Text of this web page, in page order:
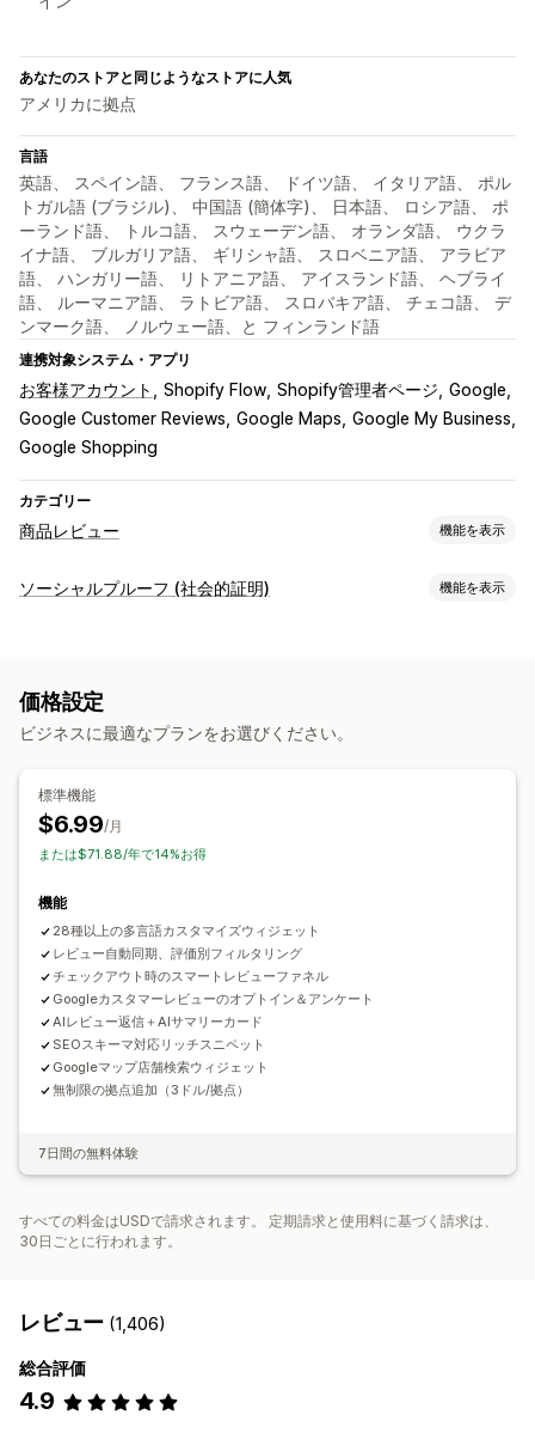
あなたのストアと同じようなストアに人気
アメリカに拠点
言語
英語、 スペイン語、 フランス語、 ドイツ語、 イタリア語、 ポル
トガル語 (ブラジル)、 中国語 (簡体字)、 日本語、 ロシア語、 ポ
ーランド語、 トルコ語、 スウェーデン語、 オランダ語、 ウクラ
イナ語、 ブルガリア語、 ギリシャ語、 スロベニア語、 アラビア
語、 ハンガリー語、 リトアニア語、 アイスランド語、 ヘブライ
語、 ルーマニア語、 ラトビア語、 スロバキア語、 チェコ語、 デ
ンマーク語、 ノルウェー語、と フィンランド語
連携対象システム・アプリ
お客様アカウント Shopify Flow Shopify管理者ページ Google
Google Customer Reviews Google Maps Google My Business
Google Shopping
カテゴリー
商品レビュー 機能を表示
表示オプション
絞り込み
ポップアップ
インポートとエクスポート
ソーシャルプルーフ (社会的証明) 機能を表示
表示オプション
分析
エンゲージメント追跡
価格設定
ビジネスに最適なプランをお選びください。
標準機能
$6.99/月
または$71.88/年で14%お得
機能
28種以上の多言語カスタマイズウィジェット
レビュー自動同期、評価別フィルタリング
チェックアウト時のスマートレビューファネル
Googleカスタマーレビューのオプトイン＆アンケート
AIレビュー返信＋AIサマリーカード
SEOスキーマ対応リッチスニペット
Googleマップ店舗検索ウィジェット
無制限の拠点追加（3ドル/拠点）
7日間の無料体験
すべての料金はUSDで請求されます。 定期請求と使用料に基づく請求は、
30日ごとに行われます。
レビュー (1,406)
総合評価
4.9